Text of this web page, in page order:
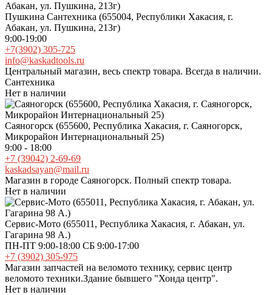
Пушкина Сантехника (655004, Республики Хакасия, г.
Абакан, ул. Пушкина, 213г)
9:00-19:00
+7(3902) 305-725
info@kaskadtools.ru
Центральный магазин, весь спектр товара. Всегда в наличии.
Сантехника
Нет в наличии
Саяногорск (655600, Республика Хакасия, г. Саяногорск,
Микрорайон Интернациональный 25)
9:00 - 18:00
+7 (39042) 2-69-69
kaskadsayan@mail.ru
Магазин в городе Саяногорск. Полный спектр товара.
Нет в наличии
Сервис-Мото (655011, Республика Хакасия, г. Абакан, ул.
Гагарина 98 А.)
ПН-ПТ 9:00-18:00 СБ 9:00-17:00
+7 (3902) 305-975
Магазин запчастей на веломото технику, сервис центр
веломото техники.Здание бывшего "Хонда центр".
Нет в наличии